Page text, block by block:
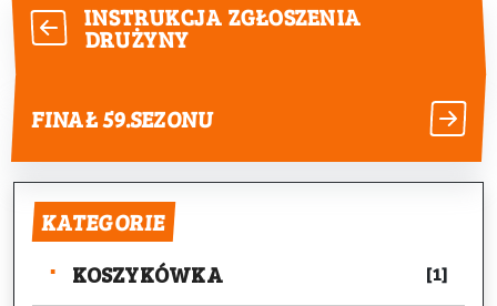
INSTRUKCJA ZGŁOSZENIA
DRUŻYNY
FINAŁ 59.SEZONU
KATEGORIE
KOSZYKÓWKA
[1]